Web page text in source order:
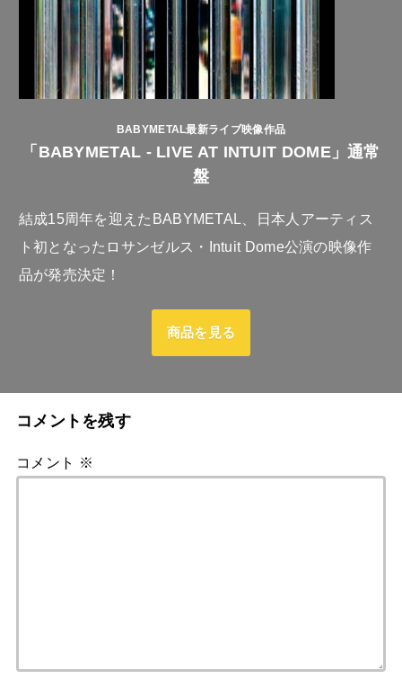
BABYMETAL最新ライブ映像作品
「BABYMETAL - LIVE AT INTUIT DOME」通常
盤
結成15周年を迎えたBABYMETAL、日本人アーティス
ト初となったロサンゼルス・Intuit Dome公演の映像作
品が発売決定！
商品を見る
コメントを残す
コメント ※